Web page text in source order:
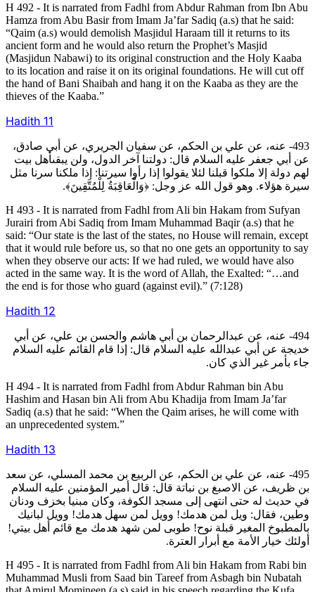
H 492 - It is narrated from Fadhl from Abdur Rahman from Ibn Abu
Hamza from Abu Basir from Imam Ja’far Sadiq (a.s) that he said:
“Qaim (a.s) would demolish Masjidul Haraam till it returns to its
ancient form and he would also return the Prophet’s Masjid
(Masjidun Nabawi) to its original construction and the Holy Kaaba
to its location and raise it on its original foundations. He will cut off
the hand of Bani Shaibah and hang it on the Kaaba as they are the
thieves of the Kaaba.”
Hadith 11
493- عنه، عن علي بن الحكم، عن سفيان الجريري، عن أبي صادق،
عن أبي جعفر عليه السلام قال: دولتنا آخر الدول، ولن يبقىأهل بيت
لهم دولة إلا ملكوا قبلنا لئلا يقولوا إذا رأوا سيرتنا: إذا ملكنا سرنا مثل
سيرة هؤلاء. وهو قول الله عز وجل: ﴿وَالْعَاقِبَةُ لِلْمُتَّقِينَ﴾.
H 493 - It is narrated from Fadhl from Ali bin Hakam from Sufyan
Jurairi from Abi Sadiq from Imam Muhammad Baqir (a.s) that he
said: “Our state is the last of the states, no House will remain, except
that it would rule before us, so that no one gets an opportunity to say
when they observe our acts: If we had ruled, we would have also
acted in the same way. It is the word of Allah, the Exalted: “…and
the end is for those who guard (against evil).” (7:128)
Hadith 12
494- عنه، عن عبدالرحمان بن أبي هاشم والحسن بن علي، عن أبي
خديجة عن أبي عبدالله عليه السلام قال: إذا قام القائم عليه السلام
جاء بأمر غير الذي كان.
H 494 - It is narrated from Fadhl from Abdur Rahman bin Abu
Hashim and Hasan bin Ali from Abu Khadija from Imam Ja’far
Sadiq (a.s) that he said: “When the Qaim arises, he will come with
an unprecedented system.”
Hadith 13
495- عنه، عن علي بن الحكم، عن الربيع بن محمد المسلي، عن سعد
بن ظريف، عن الاصبغ بن نباتة قال: قال أمير المؤمنين عليه السلام
في حديث له حتى انتهى إلى مسجد الكوفة، وكان مبنيا بخزف ودنان
وطين، فقال: ويل لمن هدمك! وويل لمن سهل هدمك! وويل لبانيك
بالمطبوخ المغير قبلة نوح! طوبى لمن شهد هدمك مع قائم أهل بيتي!
أولئك خيار الأمة مع أبرار العترة.
H 495 - It is narrated from Fadhl from Ali bin Hakam from Rabi bin
Muhammad Musli from Saad bin Tareef from Asbagh bin Nubatah